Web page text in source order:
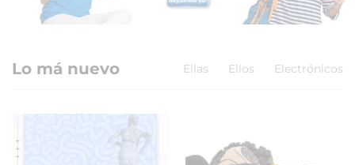
Lo má nuevo Ellas Ellos Electrónicos